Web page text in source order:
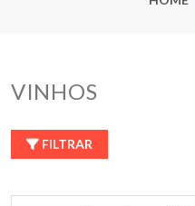
VINHOS
FILTRAR